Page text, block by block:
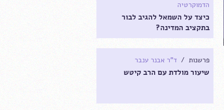
הדמוקרטיה
כיצד על השמאל להגיב לבור
בתקציב המדינה?
פרשנות / ד"ר אבנר ענבר
שיעור מולדת עם הרב קיטש